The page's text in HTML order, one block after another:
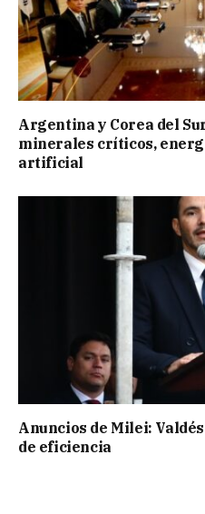
Argentina y Corea del
minerales críticos,
artificial
Anuncios de Milei:
de eficiencia